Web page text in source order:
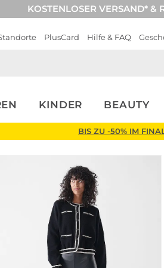
KOSTENLOSER VERSAND* &
PlusCard Hilfe & FAQ
KINDER BEAUTY
BIS ZU -50% IM